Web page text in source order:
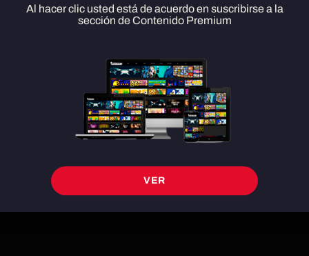
DESCARGAR
Corre, salta y explora evitando trampas y mata robots. ¡Recoge monedas y
gemas para mejorar tu rendimiento y desbloquea 45 personajes increíbles!
Al hacer clic usted está de acuerdo en suscribirse a la
sección de Contenido Premium
VER